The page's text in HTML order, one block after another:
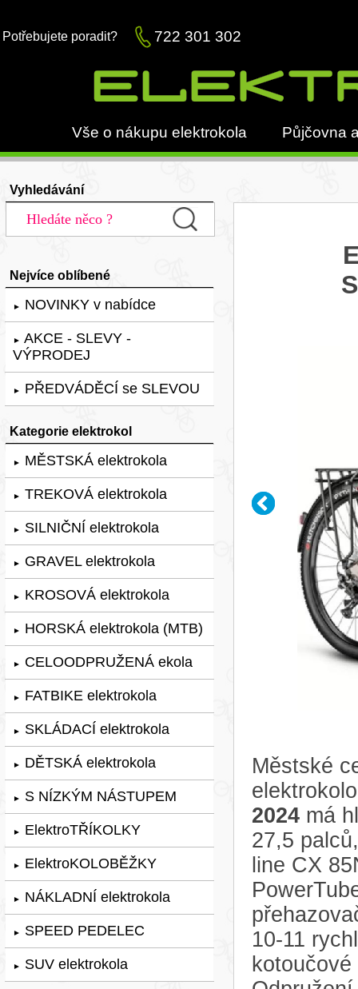
Potřebujete poradit? 722 301 302
Vše o nákupu elektrokola Půjčovna
Vyhledávání
Nejvíce oblíbené
► NOVINKY v nabídce
► AKCE - SLEVY -
VÝPRODEJ
► PŘEDVÁDĚCÍ se SLEVOU
Kategorie elektrokol
► MĚSTSKÁ elektrokola
► TREKOVÁ elektrokola
► SILNIČNÍ elektrokola
► GRAVEL elektrokola
► KROSOVÁ elektrokola
► HORSKÁ elektrokola (MTB)
► CELOODPRUŽENÁ ekola
► FATBIKE elektrokola
► SKLÁDACÍ elektrokola
► DĚTSKÁ elektrokola
► S NÍZKÝM NÁSTUPEM
► ElektroTŘÍKOLKY
► ElektroKOLOBĚŽKY
► NÁKLADNÍ elektrokola
► SPEED PEDELEC
► SUV elektrokola
Městské
2024 má
27,5
line CX
10-11